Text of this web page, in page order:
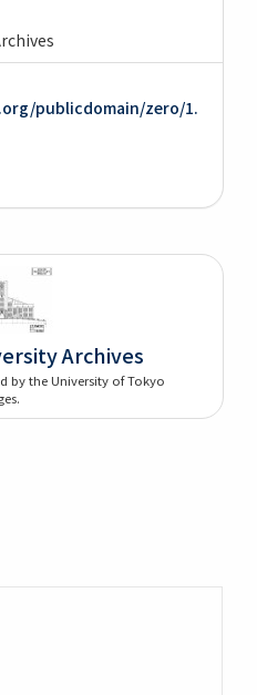
publicdomain/zero/1.
Archives
by the University of Tokyo